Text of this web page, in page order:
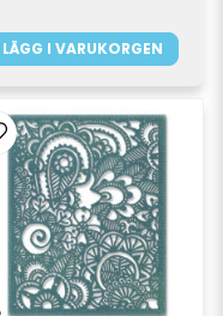
LÄGG I VARUKORGEN